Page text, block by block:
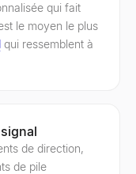
qui fait
le moyen le plus
qui ressemblent à
de direction,
de pile